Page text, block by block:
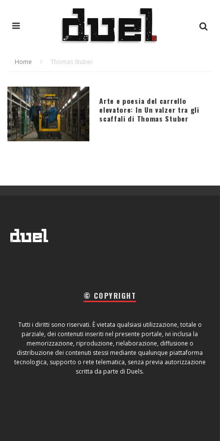
Home Thomas Stuber
Arte e poesia del carrello
elevatore: In Un valzer tra gli
scaffali di Thomas Stuber
© COPYRIGHT
Tutti i diritti sono riservati. È vietata qualsiasi utilizzazione, totale o
parziale, dei contenuti inseriti nel presente portale, ivi inclusa la
memorizzazione, riproduzione, rielaborazione, diffusione o
distribuzione dei contenuti stessi mediante qualunque piattaforma
tecnologica, supporto o rete telematica, senza previa autorizzazione
scritta da parte di Duels.